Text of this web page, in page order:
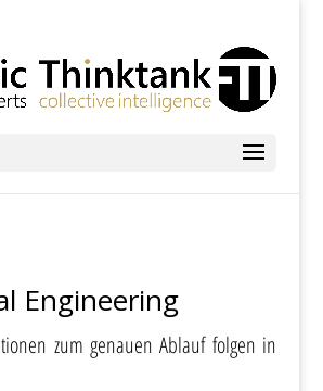
Engineering
zum genauen Ablauf folgen in